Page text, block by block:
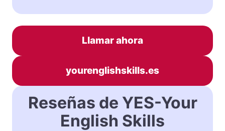
Llamar ahora
yourenglishskills.es
Reseñas de YES-Your
English Skills